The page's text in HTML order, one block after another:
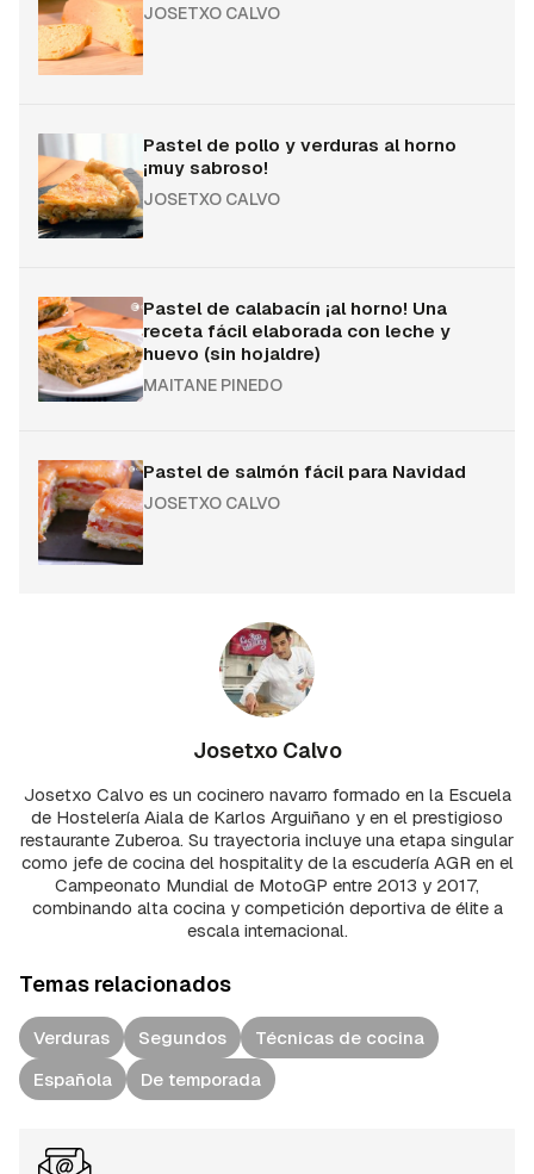
JOSETXO CALVO
Pastel de pollo y verduras al horno
¡muy sabroso!
JOSETXO CALVO
Pastel de calabacín ¡al horno! Una
receta fácil elaborada con leche y
huevo (sin hojaldre)
MAITANE PINEDO
Pastel de salmón fácil para Navidad
JOSETXO CALVO
Josetxo Calvo
Josetxo Calvo es un cocinero navarro formado en la Escuela
de Hostelería Aiala de Karlos Arguiñano y en el prestigioso
restaurante Zuberoa. Su trayectoria incluye una etapa singular
como jefe de cocina del hospitality de la escudería AGR en el
Campeonato Mundial de MotoGP entre 2013 y 2017,
combinando alta cocina y competición deportiva de élite a
escala internacional.
Temas relacionados
Verduras Segundos
Técnicas de cocina
Española
De temporada